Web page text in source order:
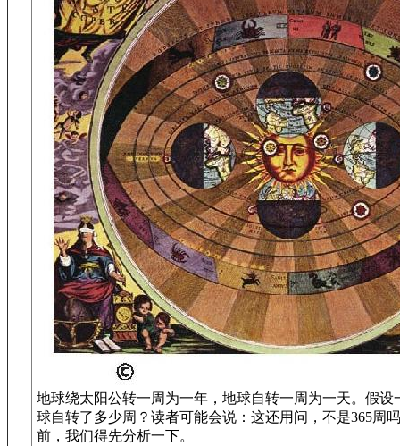
地球绕太阳公转一周为一年，地球自转一周为一天。假设
球自转了多少周？读者可能会说：这还用问，不是365周
前，我们得先分析一下。